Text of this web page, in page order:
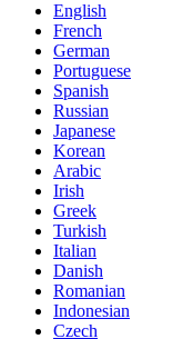
English
French
German
Portuguese
Spanish
Russian
Japanese
Korean
Arabic
Irish
Greek
Turkish
Italian
Danish
Romanian
Indonesian
Czech